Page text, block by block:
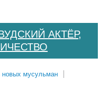
АКТЁР,
новых мусульман